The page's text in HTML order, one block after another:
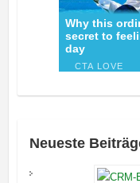
Neueste